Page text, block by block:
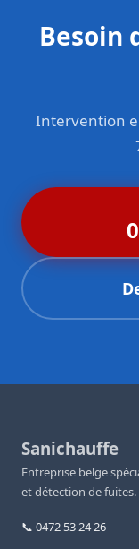
Besoin
Intervention
Sanichauffe
Entreprise belge
et détection de
📞 0472 53 24 26